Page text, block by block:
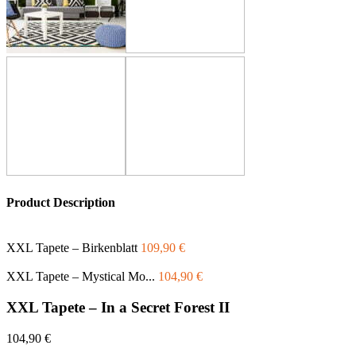
Product Description
XXL Tapete – Birkenblatt 109,90 €
XXL Tapete – Mystical Mo... 104,90 €
XXL Tapete – In a Secret Forest II
104,90 €